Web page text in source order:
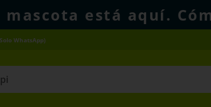
está aquí.
WhatsApp)